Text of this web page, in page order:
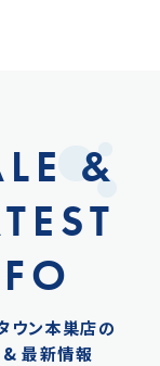
&
ウン本巣店の
最新情報